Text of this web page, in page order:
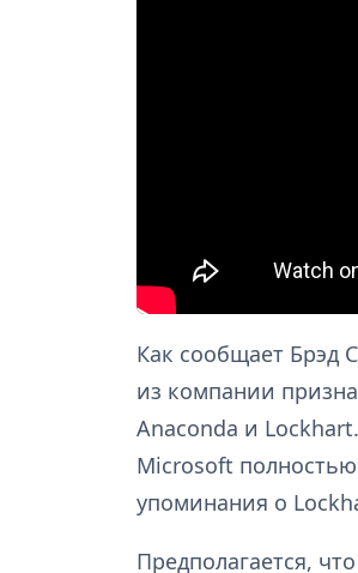
Как сообщает Брэд
из компании
Anaconda и
Microsoft
упоминания о
Предполагается,